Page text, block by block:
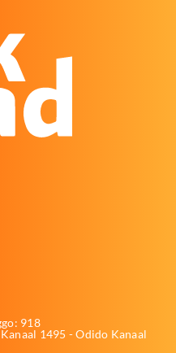
918
1495 - Odido Kanaal